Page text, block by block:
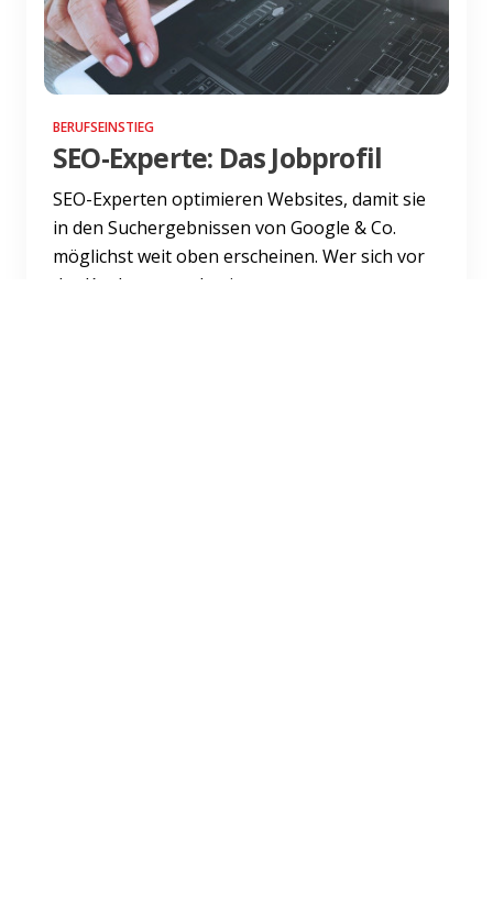
BERUFSEINSTIEG
SEO-Experte: Das Jobprofil
SEO-Experten optimieren Websites, damit sie
in den Suchergebnissen von Google & Co.
möglichst weit oben erscheinen. Wer sich vor
der Konkurrenz platzi...